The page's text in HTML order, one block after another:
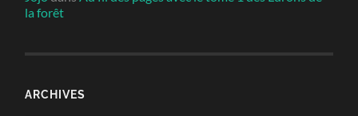
la forêt
ARCHIVES